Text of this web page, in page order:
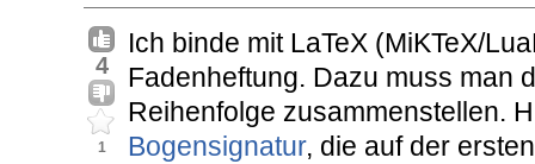
4
1
Ich binde mit LaTeX (MiKTeX/
Fadenheftung. Dazu muss man
Reihenfolge zusammenstellen.
Bogensignatur, die auf der